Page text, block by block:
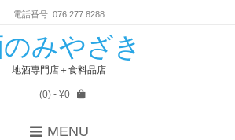
電話番号: 076 277 8288
みやざき
地酒専門店＋食料品店
(0)- ¥0
MENU